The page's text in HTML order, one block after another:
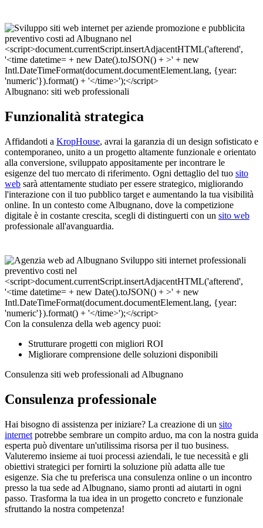
Albugnano: siti web professionali
Funzionalità strategica
Affidandoti a KropHouse, avrai la garanzia di un design sofisticato e
contemporaneo, unito a un progetto altamente funzionale e orientato
alla conversione, sviluppato appositamente per incontrare le
esigenze del tuo mercato di riferimento. Ogni dettaglio del tuo sito
web sarà attentamente studiato per essere strategico, migliorando
l'interazione con il tuo pubblico target e aumentando la tua visibilità
online. In un contesto come Albugnano, dove la competizione
digitale è in costante crescita, scegli di distinguerti con un sito web
professionale all'avanguardia.
Con la consulenza della web agency puoi:
Strutturare progetti con migliori ROI
Migliorare comprensione delle soluzioni disponibili
Consulenza siti web professionali ad Albugnano
Consulenza professionale
Hai bisogno di assistenza per iniziare? La creazione di un sito
internet potrebbe sembrare un compito arduo, ma con la nostra guida
esperta può diventare un'utilissima risorsa per il tuo business.
Valuteremo insieme ai tuoi processi aziendali, le tue necessità e gli
obiettivi strategici per fornirti la soluzione più adatta alle tue
esigenze. Sia che tu preferisca una consulenza online o un incontro
presso la tua sede ad Albugnano, siamo pronti ad aiutarti in ogni
passo. Trasforma la tua idea in un progetto concreto e funzionale
sfruttando la nostra competenza!